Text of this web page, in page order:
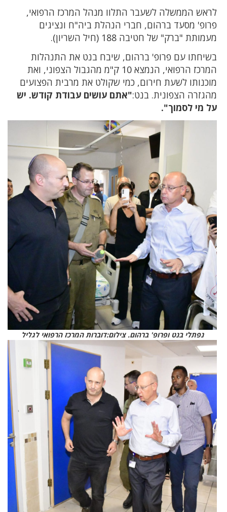
לראש הממשלה לשעבר התלוו מנהל המרכז הרפואי,
פרופ' מסעד ברהום, חברי הנהלת ביה"ח ונציגים
מעמותת "ברק" של חטיבה 188 (חיל השריון).
בשיחתו עם פרופ' ברהום, שיבח בנט את התנהלות
המרכז הרפואי, הנמצא 10 ק"מ מהגבול הצפוני, ואת
מוכנותו לשעת חירום, כמי שקולט את מרבית הפצועים
מהגזרה הצפונית. בנט:"אתם עושים עבודת קודש. יש
על מי לסמוך".
נפתלי בנט ופרופ' ברהום. צילום:דוברות המרכז הרפואי לגליל